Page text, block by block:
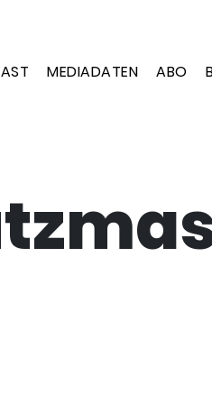
MEDIADATEN ABO